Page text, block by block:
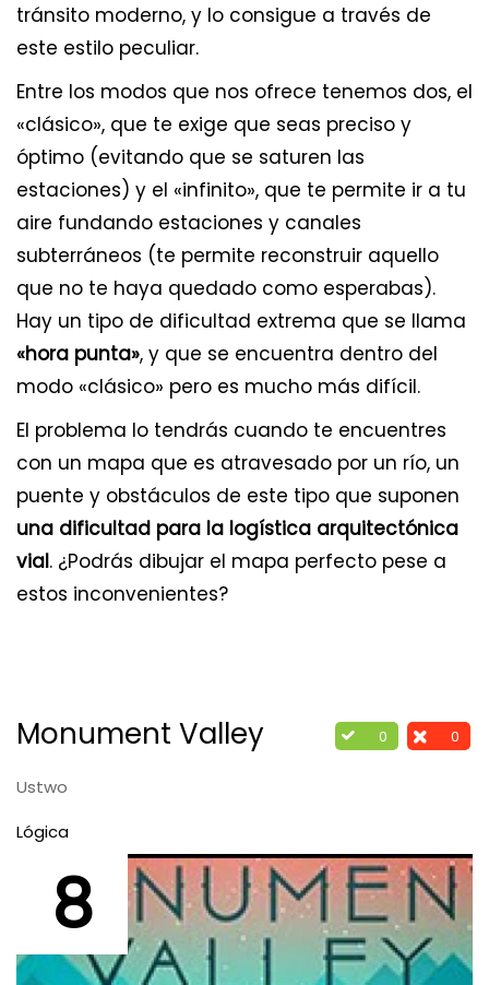
tránsito moderno, y lo consigue a través de
este estilo peculiar.
Entre los modos que nos ofrece tenemos dos, el
«clásico», que te exige que seas preciso y
óptimo (evitando que se saturen las
estaciones) y el «infinito», que te permite ir a tu
aire fundando estaciones y canales
subterráneos (te permite reconstruir aquello
que no te haya quedado como esperabas).
Hay un tipo de dificultad extrema que se llama
«hora punta», y que se encuentra dentro del
modo «clásico» pero es mucho más difícil.
El problema lo tendrás cuando te encuentres
con un mapa que es atravesado por un río, un
puente y obstáculos de este tipo que suponen
una dificultad para la logística arquitectónica
vial. ¿Podrás dibujar el mapa perfecto pese a
estos inconvenientes?
0 0
Monument Valley
Ustwo
Lógica
8